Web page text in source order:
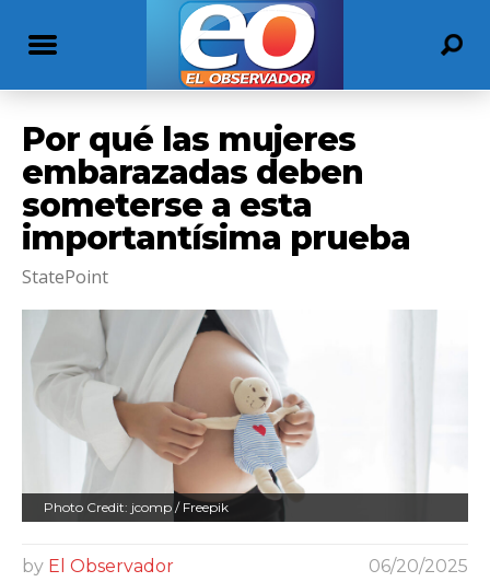
Por qué las mujeres
embarazadas deben
someterse a esta
importantísima prueba
StatePoint
Photo Credit: jcomp / Freepik
by El Observador 06/20/2025